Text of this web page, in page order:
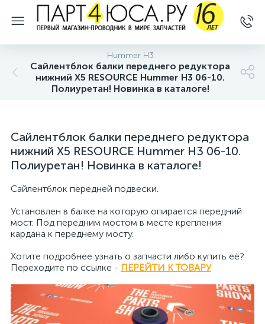
Hummer H3
Сайлентблок балки переднего редуктора
нижний X5 RESOURCE Hummer H3 06-10.
Полиуретан! Новинка в каталоге!
Сайлентблок балки переднего редуктора
нижний X5 RESOURCE Hummer H3 06-10.
Полиуретан! Новинка в каталоге!
Сайлентблок передней подвески.
Установлен в балке на которую опирается передний
мост. Под передним мостом в месте крепления
кардана к переднему мосту.
Хотите подробнее узнать о запчасти либо купить её?
Переходите по ссылке - ПЕРЕЙТИ К ТОВАРУ